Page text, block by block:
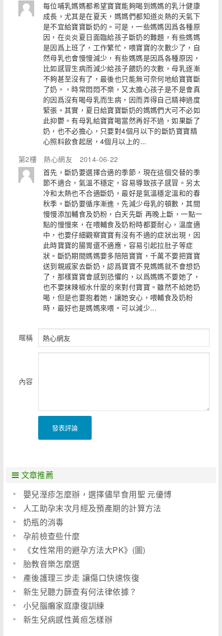
每位哺乳媽媽都希望寶寶能夠喝到媽媽的乳汁健康
成長，尤其是在夏天，媽媽們都知道炎熱的天氣下
是不宜給寶寶斷奶的。可是，一些媽媽因爲各種原
因，在炎炎夏日面臨給孩子斷奶的難題，有些媽媽
是因爲上班了，工作繁忙，喂寶寶的次數少了，自
然母乳也會慢慢減少，有些媽媽是因爲各種原因，
比如感冒生病而減少給孩子餵奶的次數，母乳逐漸
不夠甚至沒有了，最後也只能無可奈何地給寶寶斷
了奶。，時常悶悶不樂，又太擔心孩子是不是會真
的因爲沒有喝母乳而生病，因而弄得自己精神過度
緊張。其實，夏日給寶寶斷奶的媽媽們大可不必如
此抑鬱。有母乳給寶寶喝當然再好不過，如果斷了
奶，也不必擔心，只要對4個月以下的斷奶寶寶精
心照料飲食起居，4個月以上的...
第2樓
熱心網友
2014-06-22
首先，斷奶要選擇合適的季節，現在這個交替的季
節不適合，氣溫不穩定，容易導致孩子感冒。另太
冷和太熱也不合適斷奶，最好是氣溫穩定溫和的春
秋季。斷奶要循序漸進，先減少母乳的頓數，其間
慢慢添加輔食及奶粉，白天先斷 再晚上斷，一點一
點的慢慢來，在喂輔食及奶粉時都要耐心，溫度適
中，也要仔細觀察寶寶有沒有不適的症狀出現，因
此時寶寶的腸胃還不適應，容易引起拉肚子等症
狀。斷奶期間媽媽要多陪陪寶寶，千萬不要把寶寶
送到親戚家去斷奶，認爲寶寶不見媽媽就不會想奶
了，那樣寶寶會感到恐懼的，以爲媽媽不要她了，
也不要抹辣椒水什麼的來對付寶寶。雖然不給她奶
喝，但是也要抱着她，讓她安心，喂輔食及奶粉
時，最好也是媽媽來喂。可以減少...
暱稱
內容
發表評論
文章推薦
嬰兒溼疹怎麼辦，選擇儘早食用聖 元優博
人工助孕末次月經及預產期的計算方法
奶瓶的消毒
孕前檢查些什麼
《女性常用的避孕方法大PK》(圖)
胎教音樂怎麼選
產後護理三步走 讓傷口快速恢復
新生兒聽力篩查有何法律依據？
小兒腦癱家庭康復訓練
新生兒病感性黃疸怎樣辦